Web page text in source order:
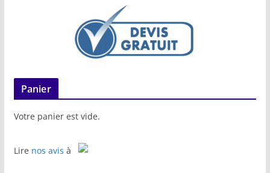
Panier
Votre panier est vide.
Lire nos avis à